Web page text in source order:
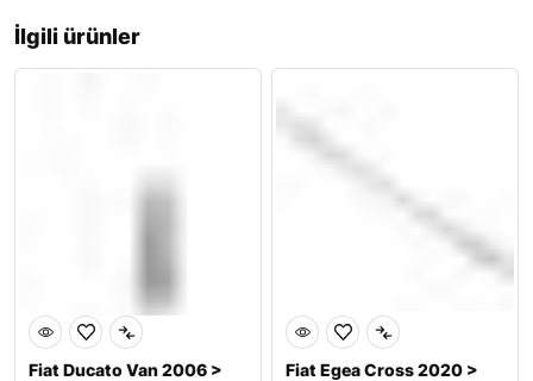
İlgili ürünler
Fiat Ducato Van 2006 >
Fiat Egea Cross 2020 >